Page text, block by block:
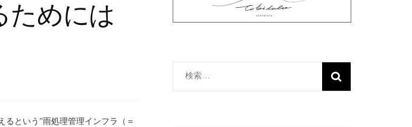
ためには
という”雨処理管理インフラ（＝
検